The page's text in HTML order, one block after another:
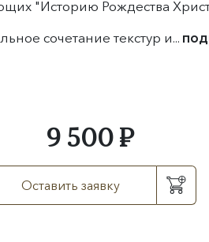
"Историю Рождества
сочетание текстур и...
9 500 ₽
Оставить заявку